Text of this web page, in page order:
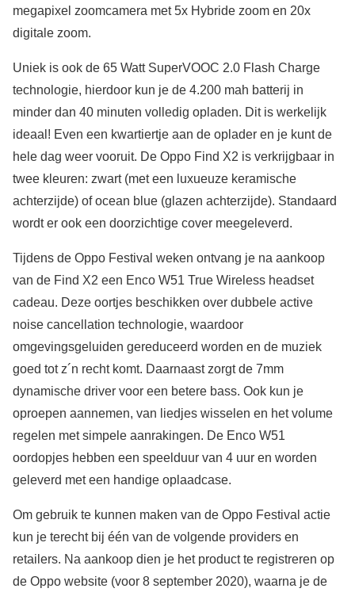
megapixel zoomcamera met 5x Hybride zoom en 20x
digitale zoom.
Uniek is ook de 65 Watt SuperVOOC 2.0 Flash Charge
technologie, hierdoor kun je de 4.200 mah batterij in
minder dan 40 minuten volledig opladen. Dit is werkelijk
ideaal! Even een kwartiertje aan de oplader en je kunt de
hele dag weer vooruit. De Oppo Find X2 is verkrijgbaar in
twee kleuren: zwart (met een luxueuze keramische
achterzijde) of ocean blue (glazen achterzijde). Standaard
wordt er ook een doorzichtige cover meegeleverd.
Tijdens de Oppo Festival weken ontvang je na aankoop
van de Find X2 een Enco W51 True Wireless headset
cadeau. Deze oortjes beschikken over dubbele active
noise cancellation technologie, waardoor
omgevingsgeluiden gereduceerd worden en de muziek
goed tot z´n recht komt. Daarnaast zorgt de 7mm
dynamische driver voor een betere bass. Ook kun je
oproepen aannemen, van liedjes wisselen en het volume
regelen met simpele aanrakingen. De Enco W51
oordopjes hebben een speelduur van 4 uur en worden
geleverd met een handige oplaadcase.
Om gebruik te kunnen maken van de Oppo Festival actie
kun je terecht bij één van de volgende providers en
retailers. Na aankoop dien je het product te registreren op
de Oppo website (voor 8 september 2020), waarna je de